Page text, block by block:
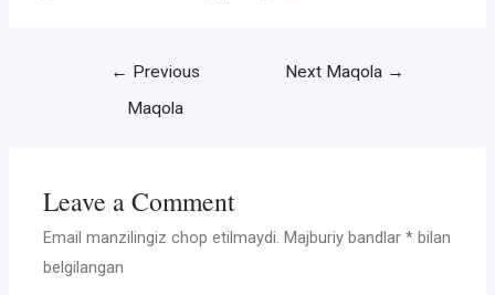
← Previous
Maqola
Next Maqola →
Leave a Comment
Email manzilingiz chop etilmaydi. Majburiy bandlar* bilan
belgilangan